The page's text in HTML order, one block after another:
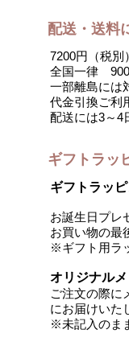
配送・送料
7200円（税別
全国一律
一部離島には
代金引換ご利
配送には3～4
ギフトラッ
ギフトラッ
お誕生日プレ
お買い物の最
※ギフト用ラ
オリジナルメ
ご注文の際に
にお届けいた
※未記入のま